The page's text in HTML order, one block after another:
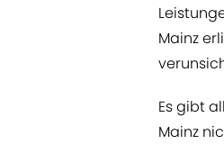
Mainz
Es gibt
Mainz